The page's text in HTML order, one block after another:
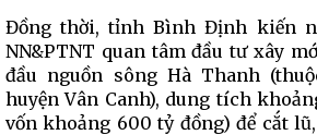
Đồng thời, tỉnh Bình Định kiến
NN&PTNT quan tâm đầu tư xây
đầu nguồn sông Hà Thanh
huyện Vân Canh), dung tích
vốn khoảng 600 tỷ đồng) để cắt